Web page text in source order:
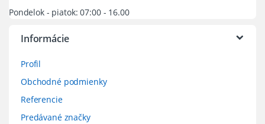
Pondelok - piatok: 07:00 - 16.00
Informácie
Profil
Obchodné podmienky
Referencie
Predávané značky